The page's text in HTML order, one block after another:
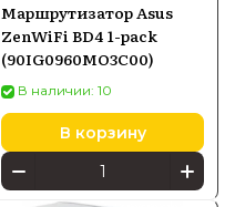
Маршрутизатор Asus
ZenWiFi BD4 1-pack
(90IG0960MO3C00)
В наличии: 10
В корзину